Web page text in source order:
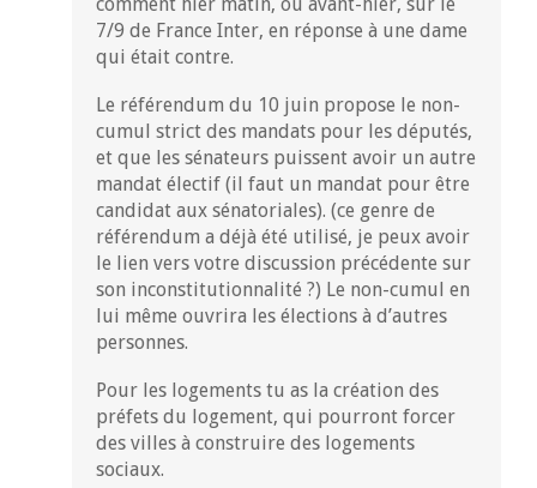
comment hier matin, ou avant-hier, sur le
7/9 de France Inter, en réponse à une dame
qui était contre.
Le référendum du 10 juin propose le non-
cumul strict des mandats pour les députés,
et que les sénateurs puissent avoir un autre
mandat électif (il faut un mandat pour être
candidat aux sénatoriales). (ce genre de
référendum a déjà été utilisé, je peux avoir
le lien vers votre discussion précédente sur
son inconstitutionnalité ?) Le non-cumul en
lui même ouvrira les élections à d’autres
personnes.
Pour les logements tu as la création des
préfets du logement, qui pourront forcer
des villes à construire des logements
sociaux.